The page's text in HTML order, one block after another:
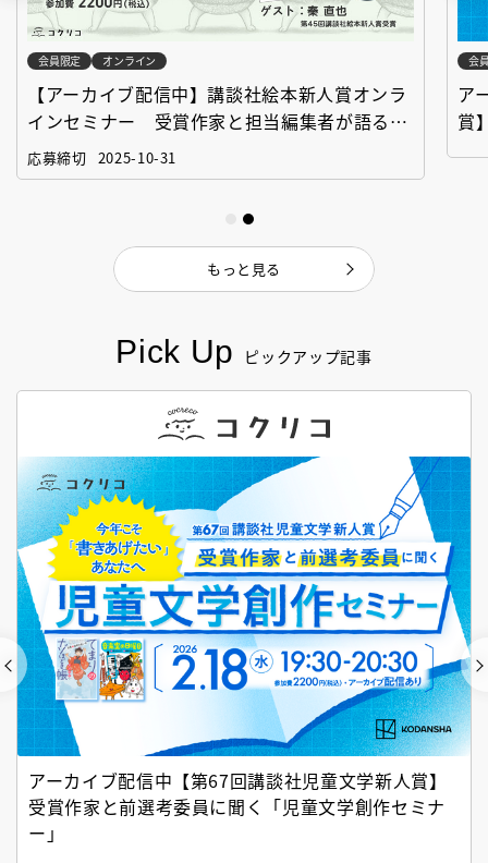
Pick Up ピックアップ記事
アーカイブ配信中【第67回講談社児童文学新人賞】
受賞作家と前選考委員に聞く「児童文学創作セミナ
ー」
会員限定 オンライン
【アーカイブ配信中】講談社絵本新人賞オンラ
インセミナー 受賞作家と担当編集者が語る
「絵本創作実践講座」
応募締切 2025-10-31
会
ア
賞
もっと見る